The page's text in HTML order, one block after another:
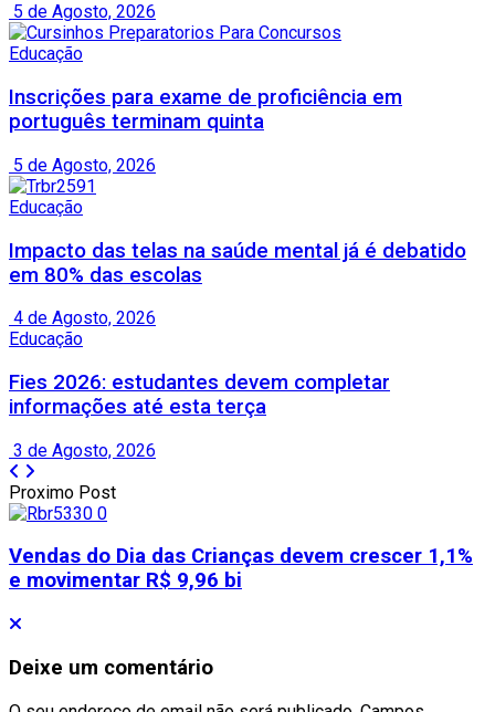
5 de Agosto, 2026
Educação
Inscrições para exame de proficiência em
português terminam quinta
5 de Agosto, 2026
Educação
Impacto das telas na saúde mental já é debatido
em 80% das escolas
4 de Agosto, 2026
Educação
Fies 2026: estudantes devem completar
informações até esta terça
3 de Agosto, 2026
Proximo Post
Vendas do Dia das Crianças devem crescer 1,1%
e movimentar R$ 9,96 bi
Deixe um comentário